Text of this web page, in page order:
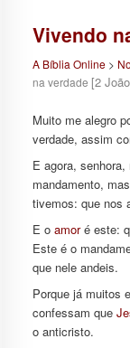
Vivendo
A Bíblia Online>
na verdade [2
Muito me alegro
verdade, assim
E agora,
mandamento,
tivemos: que nos
E o amoré este:
Este é o
que nele andeis.
Porque já muitos
confessam que
o anticristo.